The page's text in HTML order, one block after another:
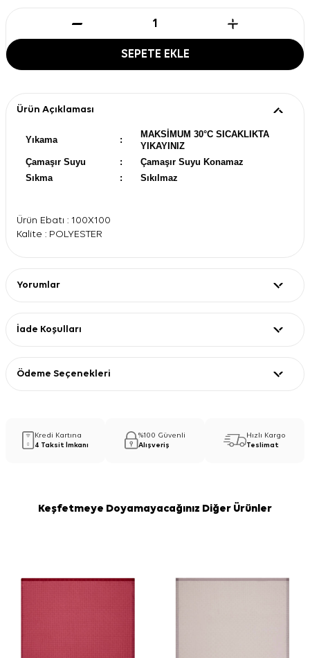
SEPETE EKLE
Ürün Açıklaması
Yıkama :
MAKSİMUM 30°C SICAKLIKTA
YIKAYINIZ
Çamaşır Suyu
:
Çamaşır Suyu Konamaz
Sıkma
: Sıkılmaz
Ürün Ebatı : 100X100
Kalite : POLYESTER
Yorumlar
İade Koşulları
Ödeme Seçenekleri
Kredi Kartına
4 Taksit İmkanı
%100 Güvenli
Alışveriş
Hızlı Kargo
Teslimat
Keşfetmeye Doyamayacağınız Diğer Ürünler